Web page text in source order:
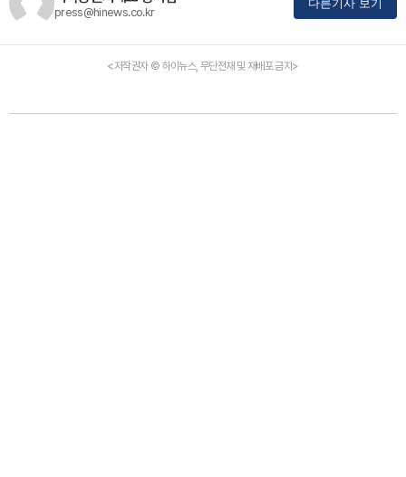
press@hinews.co.kr
다른기사 보기
<저작권자 © 하이뉴스, 무단전재 및 재배포 금지>